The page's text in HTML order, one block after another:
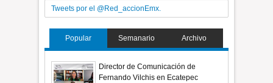
Tweets por el @Red_accionEmx.
Popular Semanario Archivo
Director de Comunicación de
Fernando Vilchis en Ecatepec